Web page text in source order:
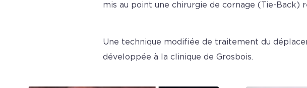
mis au point une chirurgie de cornage (Tie-Back)
Une technique modifiée de traitement du
développée à la clinique de Grosbois.